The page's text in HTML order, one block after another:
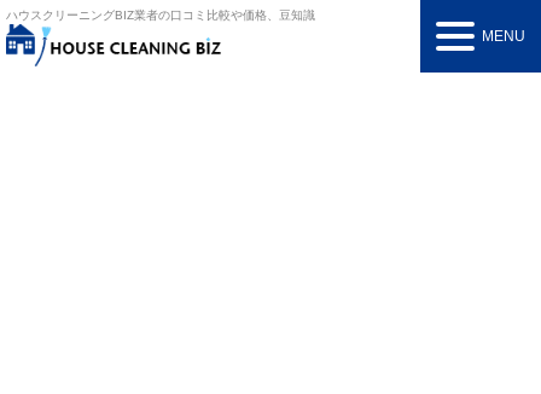
ハウスクリーニングBIZ業者の口コミ比較や価格、豆知識
MENU